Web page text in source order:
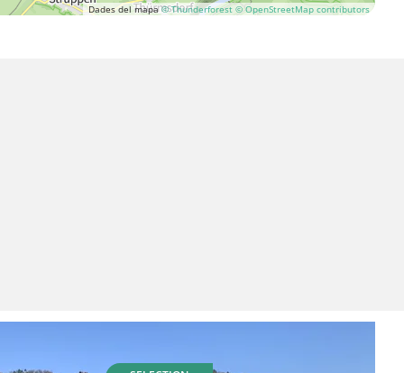
Dades del mapa© Thunderforest © OpenStreetMap contributors